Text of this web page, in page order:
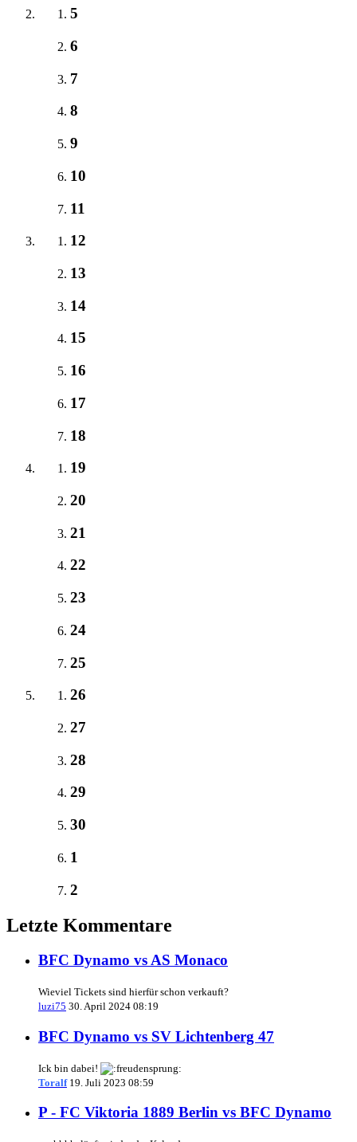
5
6
7
8
9
10
11
12
13
14
15
16
17
18
19
20
21
22
23
24
25
26
27
28
29
30
1
2
Letzte Kommentare
BFC Dynamo vs AS Monaco
Wieviel Tickets sind hierfür schon verkauft?
luzi75 30. April 2024 08:19
BFC Dynamo vs SV Lichtenberg 47
Ick bin dabei!
Toralf 19. Juli 2023 08:59
P - FC Viktoria 1889 Berlin vs BFC Dynamo